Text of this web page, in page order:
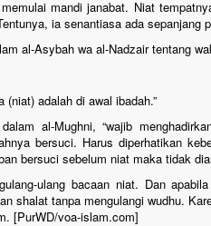
mandi janabat. Niat
ia senantiasa ada sepanjang
al-Asybah wa al-Nadzair tentang
(niat) adalah di awal ibadah.”
al-Mughni, “wajib
bersuci. Harus diperhatikan
bersuci sebelum niat maka tidak
ulang bacaan niat. Dan
shalat tanpa mengulangi wudhu.
[PurWD/voa-islam.com]